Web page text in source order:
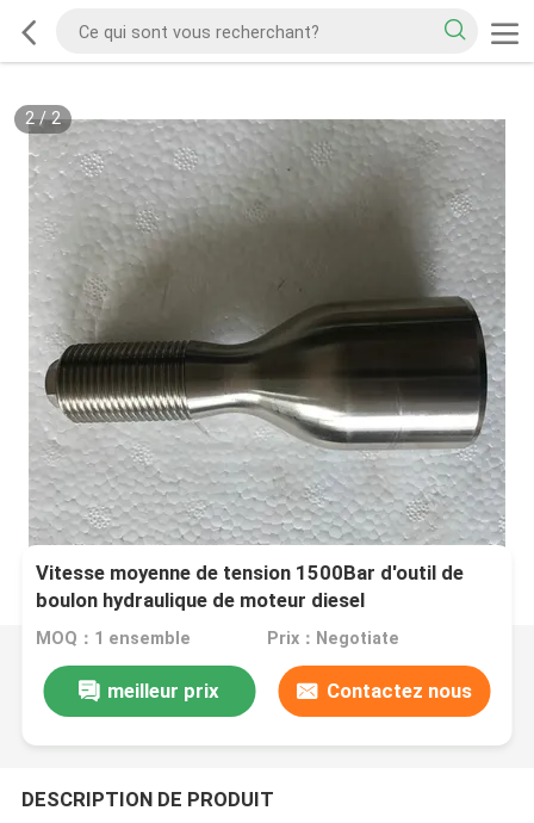
2/2
Vitesse moyenne de tension 1500Bar d'outil de
boulon hydraulique de moteur diesel
MOQ：1 ensemble Prix：Negotiate
meilleur prix Contactez nous
DESCRIPTION DE PRODUIT